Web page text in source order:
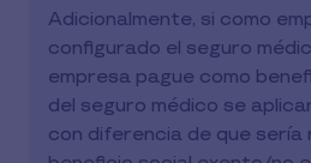
Adicionalmente, si como
configurado el seguro
empresa pague como
del seguro médico se
con diferencia de que